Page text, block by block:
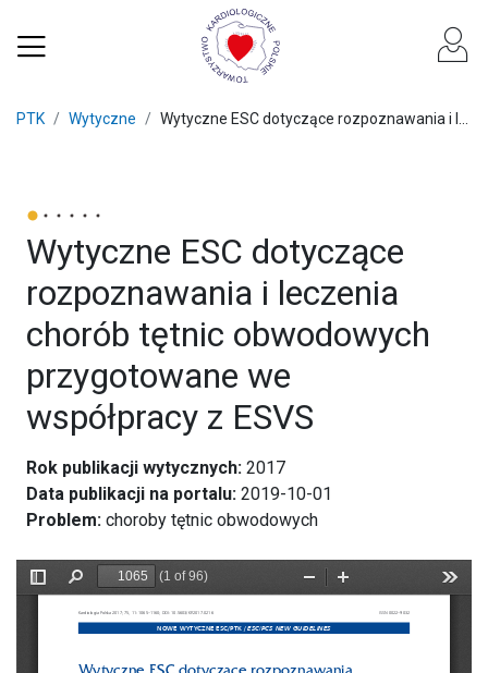
PTK Wytyczne Wytyczne ESC dotyczące rozpoznawania i l...
Wytyczne ESC dotyczące
rozpoznawania i leczenia
chorób tętnic obwodowych
przygotowane we
współpracy z ESVS
Rok publikacji wytycznych: 2017
Data publikacji na portalu: 2019-10-01
Problem: choroby tętnic obwodowych